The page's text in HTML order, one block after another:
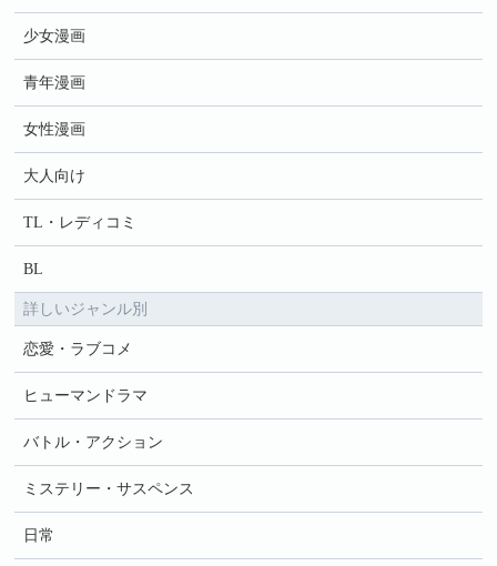
少女漫画
青年漫画
女性漫画
大人向け
TL・レディコミ
BL
詳しいジャンル別
恋愛・ラブコメ
ヒューマンドラマ
バトル・アクション
ミステリー・サスペンス
日常